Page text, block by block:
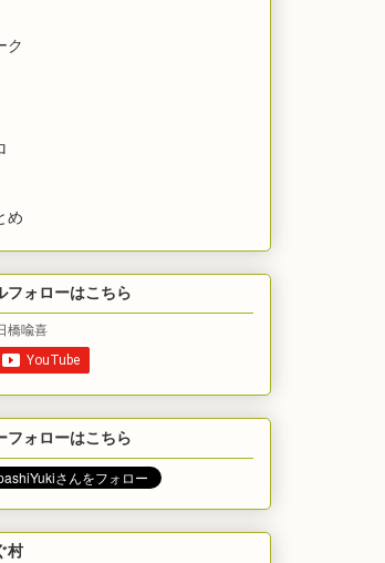
ク
め
フォローはこちら
フォローはこちら
村